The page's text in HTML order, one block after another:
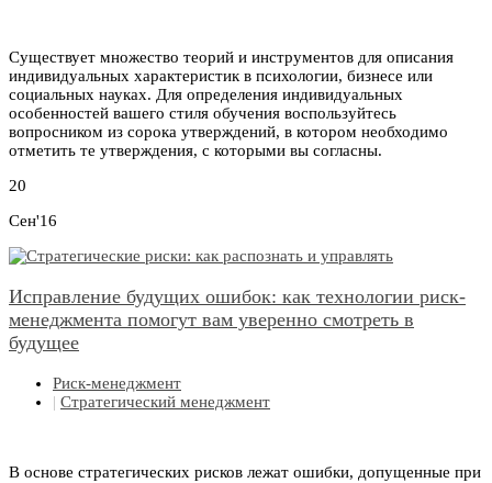
Существует множество теорий и инструментов для описания
индивидуальных характеристик в психологии, бизнесе или
социальных науках. Для определения индивидуальных
особенностей вашего стиля обучения воспользуйтесь
вопросником из сорока утверждений, в котором необходимо
отметить те утверждения, с которыми вы согласны.
20
Сен'16
Исправление будущих ошибок: как технологии риск-
менеджмента помогут вам уверенно смотреть в
будущее
Риск-менеджмент
| Стратегический менеджмент
В основе стратегических рисков лежат ошибки, допущенные при